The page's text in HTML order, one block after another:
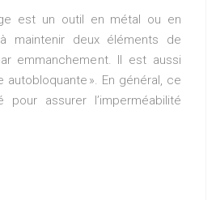
est un outil en métal ou en
maintenir deux éléments de
emmanchement. Il est aussi
autobloquante ». En général, ce
assurer l’imperméabilité